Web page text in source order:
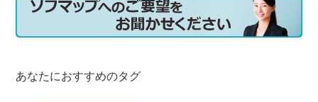
あなたにおすすめのタグ